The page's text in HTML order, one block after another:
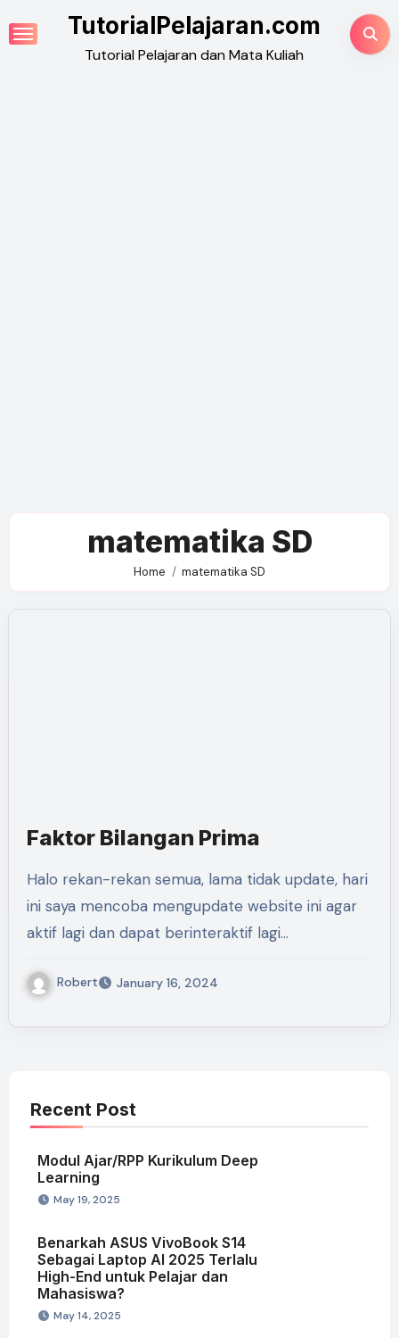
to
TutorialPelajaran.com
Tutorial Pelajaran dan Mata Kuliah
matematika SD
Home matematika SD
Faktor Bilangan Prima
Halo rekan-rekan semua, lama tidak update, hari
ini saya mencoba mengupdate website ini agar
aktif lagi dan dapat berinteraktif lagi…
Robert January 16, 2024
Recent Post
Modul Ajar/RPP Kurikulum Deep
Learning
May 19, 2025
Benarkah ASUS VivoBook S14
Sebagai Laptop AI 2025 Terlalu
High-End untuk Pelajar dan
Mahasiswa?
May 14, 2025